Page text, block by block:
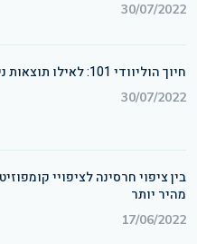
30/07/2022
חיוך הוליוודי 101: לאילו תוצאות ניתן לצפות
30/07/2022
בין ציפוי חרסינה לציפויי
מהיר יותר
17/06/2022